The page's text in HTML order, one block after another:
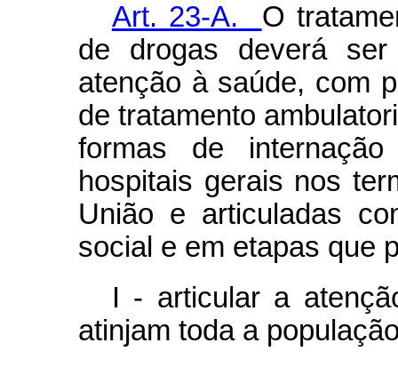
Art. 23-A. O
de drogas deverá
atenção à saúde, com
de tratamento
formas de
hospitais gerais nos
União e articuladas
social e em etapas que
I - articular a
atinjam toda a